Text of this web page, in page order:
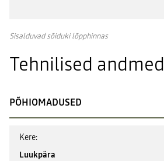
Sisalduvad sõiduki lõpphinnas
Tehnilised andmed
PÕHIOMADUSED
Kere:
Luukpära